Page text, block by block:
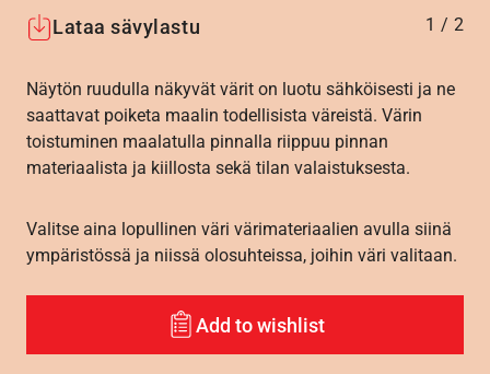
Lataa sävylastu 1 / 2
Näytön ruudulla näkyvät värit on luotu sähköisesti ja ne
saattavat poiketa maalin todellisista väreistä. Värin
toistuminen maalatulla pinnalla riippuu pinnan
materiaalista ja kiillosta sekä tilan valaistuksesta.
Valitse aina lopullinen väri värimateriaalien avulla siinä
ympäristössä ja niissä olosuhteissa, joihin väri valitaan.
Add to wishlist